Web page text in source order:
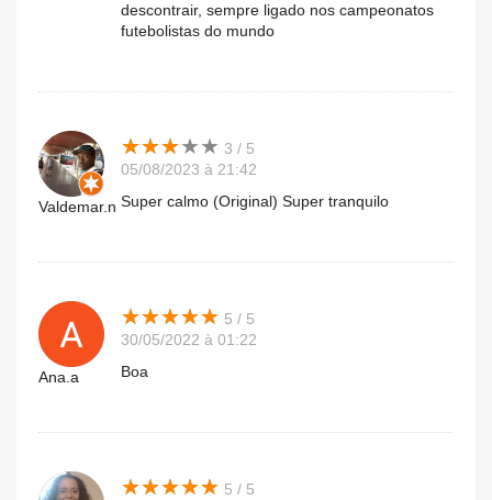
descontrair, sempre ligado nos campeonatos
futebolistas do mundo
Valdemar.n
★★★★★
★★★★★ 3 / 5
05/08/2023 à 21:42
Super calmo (Original) Super tranquilo
Ana.a
★★★★★
★★★★★ 5 / 5
30/05/2022 à 01:22
Boa
★★★★★
★★★★★ 5 / 5